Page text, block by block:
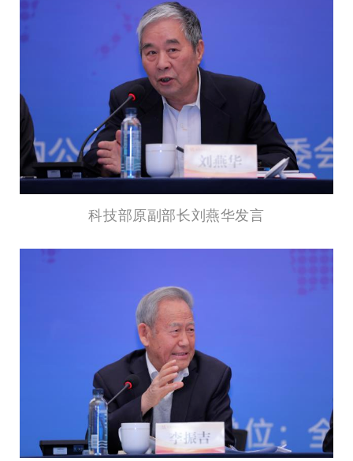
科技部原副部长刘燕华发言